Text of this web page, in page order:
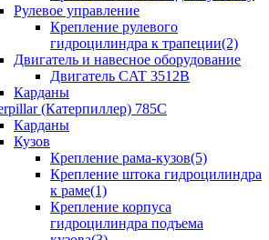
Рулевое управление
Крепление рулевого
гидроцилиндра к трапеции(2)
Двигатель и навесное оборудование
Двигатель CAT 3512B
Карданы
(Катерпиллер) 785C
Карданы
Кузов
Крепление рама-кузов(5)
Крепление штока гидроцилиндра
к раме(1)
Крепление корпуса
гидроцилиндра подъема